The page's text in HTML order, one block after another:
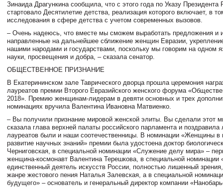
Зинаида Драгункина сообщила, что с этого года по Указу Президента
стартовало Десятилетие детства, реализация которого включает, в
исследования в сфере детства с учетом современных вызовов.
– Очень надеюсь, что вместе мы сможем выработать предложения и
направленные на дальнейшее сближение женщин Евразии,
нашими народами и государствами, поскольку мы говорим на одном
науки, просвещения и добра, – сказала сенатор.
ОБЩЕСТВЕННОЕ ПРИЗНАНИЕ
В Екатерининском зале Таврического дворца прошла церемония
лауреатов премии Второго Евразийского женского форума
2018». Премию женщинам-лидерам в девяти основных и трех
номинациях вручила Валентина Ивановна Матвиенко.
– Вы получили признание мировой женской элиты. Вы сделали этот
сказала глава верхней палаты российского парламента и
лауреатов были и наши соотечественницы. В номинации «Женщины в
развитие научных знаний» премии была удостоена доктор
Черниговская, в специальной номинации «Служение делу мира» –
женщина-космонавт Валентина Терешкова, в специальной
единственный деятель искусств России, полностью лишенный
жанре жестового пения Наталья Залевская, а в специальной
будущего» – основатель и генеральный директор компании